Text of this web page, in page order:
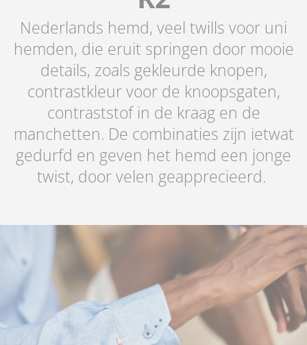
Nederlands hemd, veel twills voor uni
hemden, die eruit springen door mooie
details, zoals gekleurde knopen,
contrastkleur voor de knoopsgaten,
contraststof in de kraag en de
manchetten. De combinaties zijn ietwat
gedurfd en geven het hemd een jonge
twist, door velen geapprecieerd.